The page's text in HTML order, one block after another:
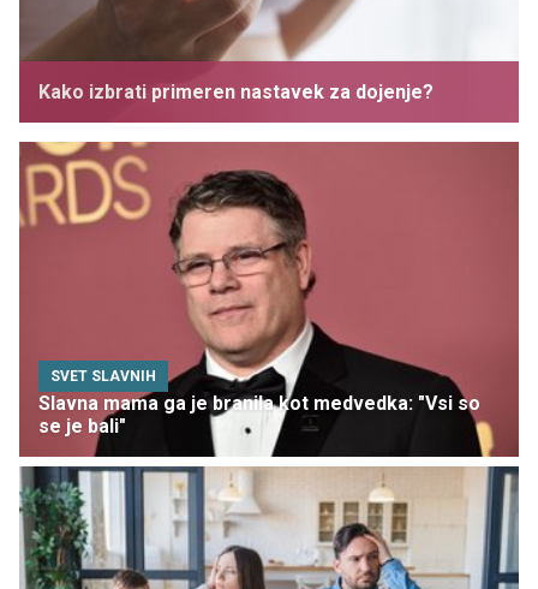
Kako izbrati primeren nastavek za dojenje?
SVET SLAVNIH
Slavna mama ga je branila kot medvedka: "Vsi so
se je bali"